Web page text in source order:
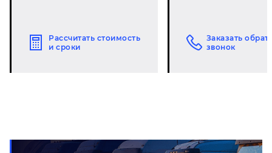
Рассчитать стоимость
и сроки
Заказать
звонок